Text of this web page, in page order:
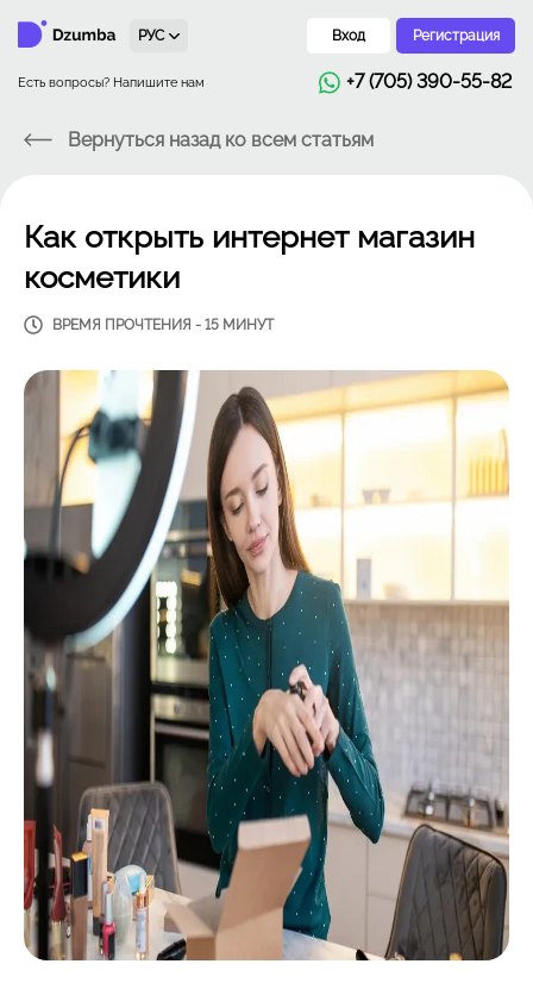
РУС Вход Регистрация
Есть вопросы? Напишите нам +7 (705) 390-55-82
Вернуться назад ко всем статьям
Как открыть интернет магазин
косметики
ВРЕМЯ ПРОЧТЕНИЯ - 15 МИНУТ